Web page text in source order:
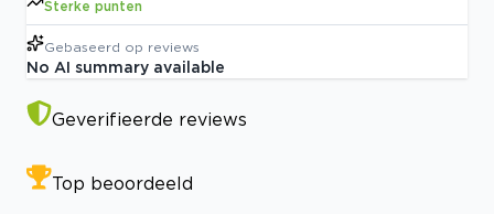
Sterke punten
Gebaseerd op reviews
No AI summary available
Geverifieerde reviews
Top beoordeeld